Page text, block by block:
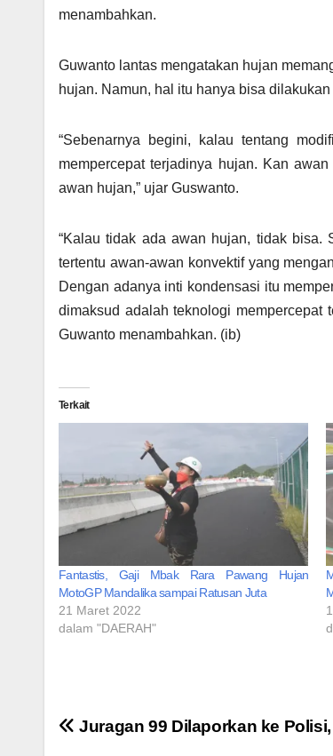
menambahkan.
Guwanto lantas mengatakan hujan
hujan. Namun, hal itu hanya bisa
“Sebenarnya begini, kalau tentang
mempercepat terjadinya hujan. Kan
awan hujan,” ujar Guswanto.
“Kalau tidak ada awan hujan, tidak bisa.
tertentu awan-awan konvektif yang
Dengan adanya inti kondensasi itu
dimaksud adalah teknologi mempercepat
Guwanto menambahkan. (ib)
Terkait
Fantastis, Gaji Mbak Rara Pawang Hujan
MotoGP Mandalika sampai Ratusan Juta
21 Maret 2022
dalam "DAERAH"
Navigasi
Juragan 99 Dilaporkan ke